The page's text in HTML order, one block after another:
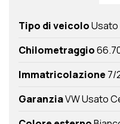
Tipo di veicoloUsato
Chilometraggio
Immatricolazione 7/
GaranziaVW Usato